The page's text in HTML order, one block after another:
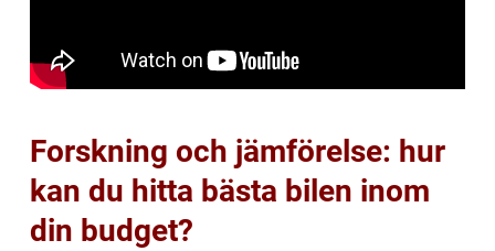
Forskning och jämförelse: hur
kan du hitta bästa bilen inom
din budget?